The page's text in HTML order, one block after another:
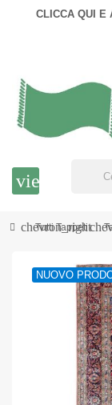
CLICCA QUI E
chevron_right
Tutti Tappeti
NUOVO